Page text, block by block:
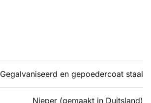
Gegalvaniseerd en gepoedercoat staal
Nieper (gemaakt in Duitsland)